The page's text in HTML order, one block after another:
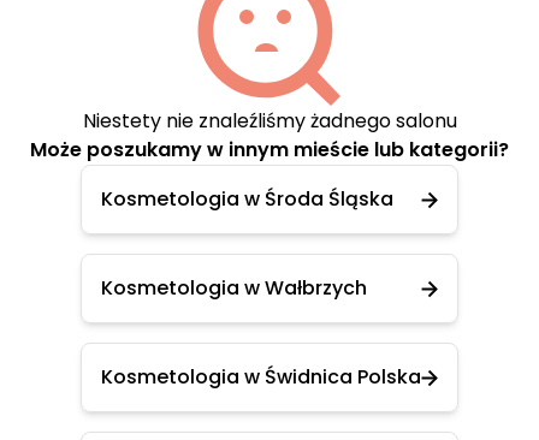
Niestety nie znaleźliśmy żadnego salonu
Może poszukamy w innym mieście lub kategorii?
Kosmetologia w Środa Śląska
Kosmetologia w Wałbrzych
Kosmetologia w Świdnica Polska